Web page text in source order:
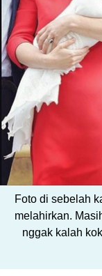
Foto di sebelah
melahirkan.
nggak kalah